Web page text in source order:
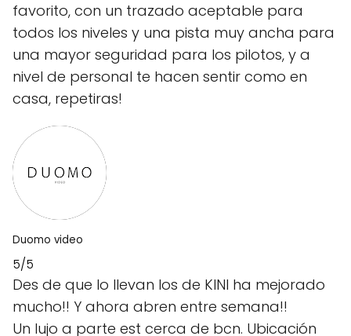
favorito, con un trazado aceptable para
todos los niveles y una pista muy ancha para
una mayor seguridad para los pilotos, y a
nivel de personal te hacen sentir como en
casa, repetiras!
Duomo video
5/5
Des de que lo llevan los de KINI ha mejorado
mucho!! Y ahora abren entre semana!!
Un lujo a parte est cerca de bcn. Ubicación